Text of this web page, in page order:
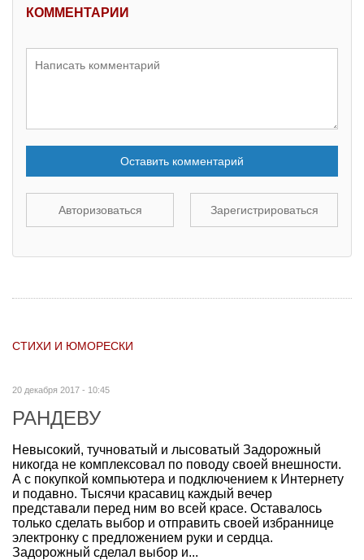
КОММЕНТАРИИ
Оставить комментарий
Авторизоваться Зарегистрироваться
СТИХИ И ЮМОРЕСКИ
20 декабря 2017 - 10:45
РАНДЕВУ
Невысокий, тучноватый и лысоватый Задорожный
никогда не комплексовал по поводу своей внешности.
А с покупкой компьютера и подключением к Интернету
и подавно. Тысячи красавиц каждый вечер
представали перед ним во всей красе. Оставалось
только сделать выбор и отправить своей избраннице
электронку с предложением руки и сердца.
Задорожный сделал выбор и...